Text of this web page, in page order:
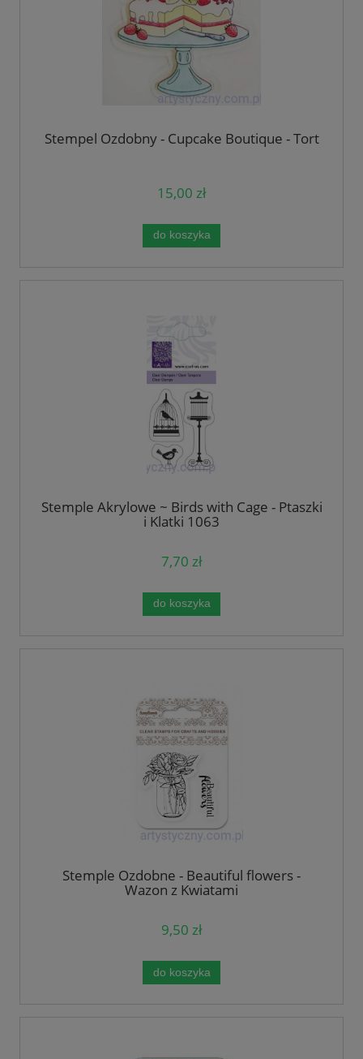
Stempel Ozdobny - Cupcake Boutique - Tort
15,00 zł
do koszyka
Stemple Akrylowe ~ Birds with Cage - Ptaszki
i Klatki 1063
7,70 zł
do koszyka
Stemple Ozdobne - Beautiful flowers -
Wazon z Kwiatami
9,50 zł
do koszyka